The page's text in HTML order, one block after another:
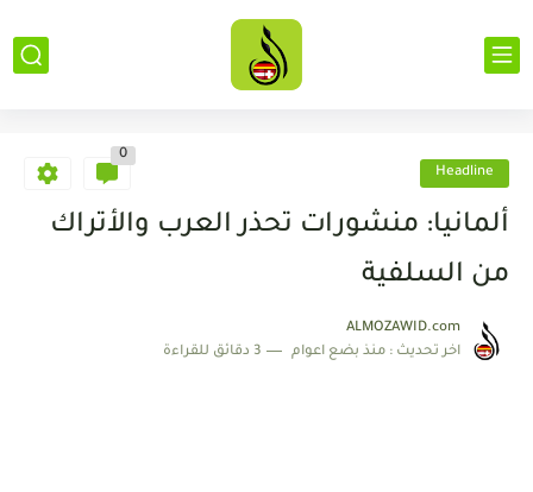
Headline
0
ألمانيا: منشورات تحذر العرب والأتراك
من السلفية
ALMOZAWID.com
اخر تحديث : منذ بضع اعوام 3 دقائق للقراءة